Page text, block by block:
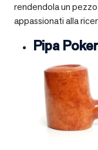
rendendola un
appassionati alla
Pipa Poker